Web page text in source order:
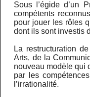
Sous l’égide d’un
compétents
pour jouer les rôles
dont ils sont investis
La restructuration
Arts, de la
nouveau modèle qui
par les
l’irrationalité.